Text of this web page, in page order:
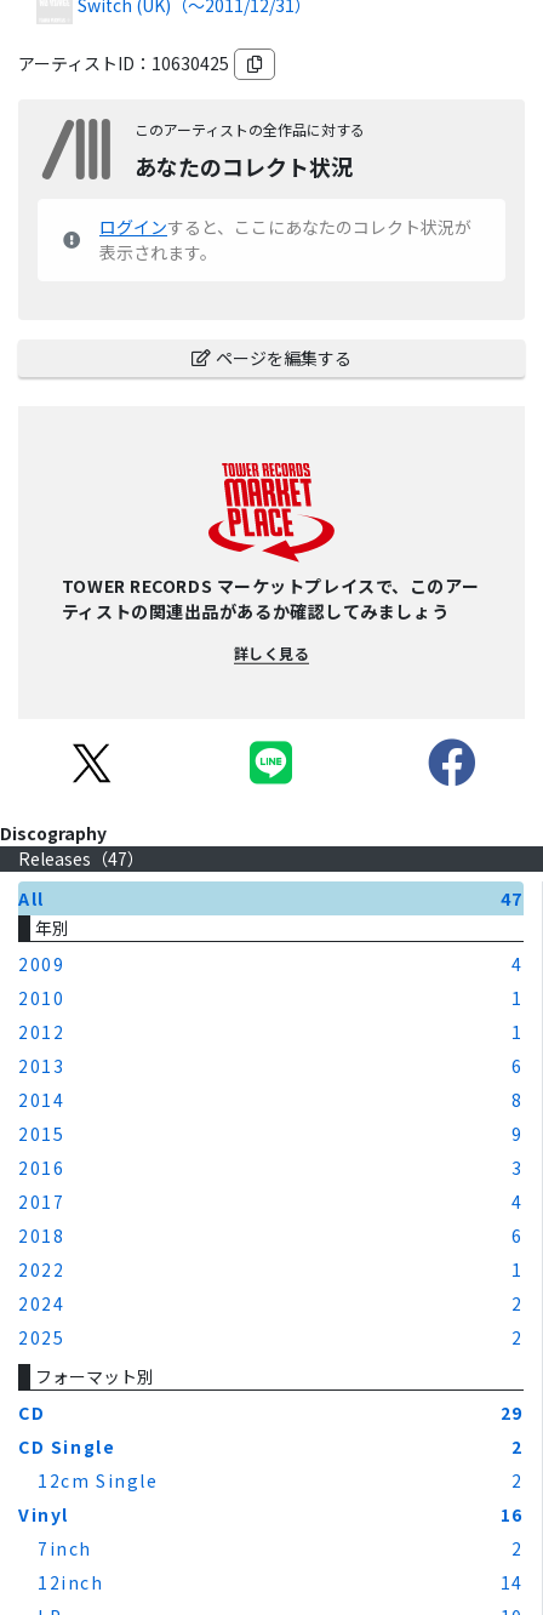
Switch (UK) （～2011/12/31）
アーティストID： 10630425
このアーティストの全作品に対する
あなたのコレクト状況
ログインすると、ここにあなたのコレクト状況が
表示されます。
ページを編集する
TOWER RECORDS マーケットプレイスで、このアー
ティストの関連出品があるか確認してみましょう
詳しく見る
Discography
Releases（47）
All
47
年別
2009
4
2010
1
2012
1
2013
6
2014
8
2015
9
2016
3
2017
4
2018
6
2022
1
2024
2
2025
2
フォーマット別
CD
29
CD Single
2
12cm Single
2
Vinyl
16
7inch
2
12inch
14